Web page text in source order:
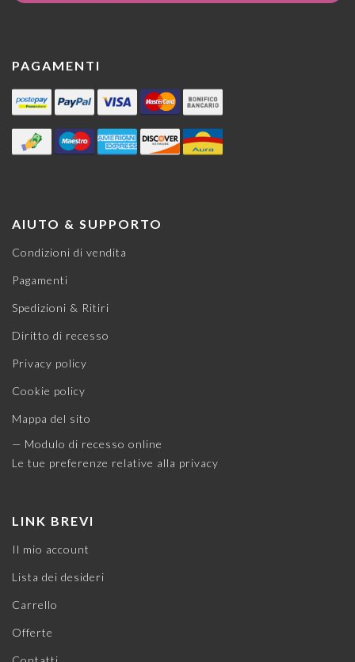
PAGAMENTI
AIUTO & SUPPORTO
Condizioni di vendita
Pagamenti
Spedizioni & Ritiri
Diritto di recesso
Privacy policy
Cookie policy
Mappa del sito
— Modulo di recesso online
Le tue preferenze relative alla privacy
LINK BREVI
Il mio account
Lista dei desideri
Carrello
Offerte